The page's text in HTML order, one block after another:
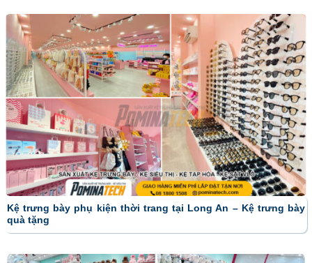
Kệ trưng bày phụ kiện thời trang tại Long An – Kệ trưng bày
quà tặng